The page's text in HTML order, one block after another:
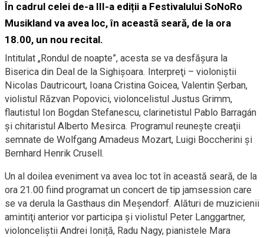
În cadrul celei de-a III-a ediții a Festivalului SoNoRo
Musikland va avea loc, în această seară, de la ora
18.00, un nou recital.
Intitulat „Rondul de noapte”, acesta se va desfăşura la
Biserica din Deal de la Sighișoara. Interpreţi – violoniştii
Nicolas Dautricourt, Ioana Cristina Goicea, Valentin Şerban,
violistul Răzvan Popovici, violoncelistul Justus Grimm,
flautistul Ion Bogdan Stefanescu, clarinetistul Pablo Barragán
și chitaristul Alberto Mesirca. Programul reuneşte creaţii
semnate de Wolfgang Amadeus Mozart, Luigi Boccherini şi
Bernhard Henrik Crusell.
Un al doilea eveniment va avea loc tot în această seară, de la
ora 21.00 fiind programat un concert de tip jamsession care
se va derula la Gasthaus din Meșendorf. Alături de muzicienii
amintiţi anterior vor participa şi violistul Peter Langgartner,
violonceliştii Andrei Ioniță, Radu Nagy, pianistele Mara